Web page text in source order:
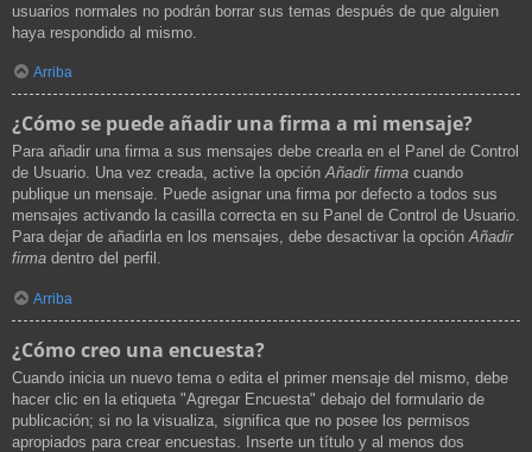
usuarios normales no podrán borrar sus temas después de que alguien
haya respondido al mismo.
Arriba
¿Cómo se puede añadir una firma a mi mensaje?
Para añadir una firma a sus mensajes debe crearla en el Panel de Control
de Usuario. Una vez creada, active la opciónAñadir firma cuando
publique un mensaje. Puede asignar una firma por defecto a todos sus
mensajes activando la casilla correcta en su Panel de Control de Usuario.
Para dejar de añadirla en los mensajes, debe desactivar la opciónAñadir
firma dentro del perfil.
Arriba
¿Cómo creo una encuesta?
Cuando inicia un nuevo tema o edita el primer mensaje del mismo, debe
hacer clic en la etiqueta "Agregar Encuesta" debajo del formulario de
publicación; si no la visualiza, significa que no posee los permisos
apropiados para crear encuestas. Inserte un título y al menos dos